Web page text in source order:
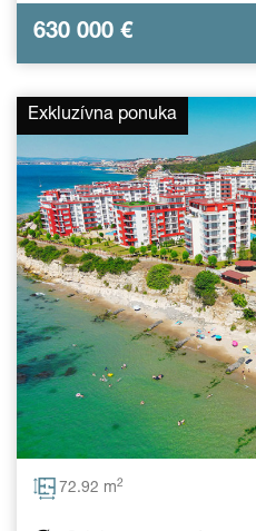
630 000 €
Exkluzívna ponuka
72.92 m2